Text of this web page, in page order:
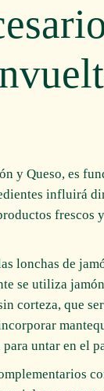
y Queso, es
influirá
frescos
lonchas de
se utiliza
corteza, que
untar en el